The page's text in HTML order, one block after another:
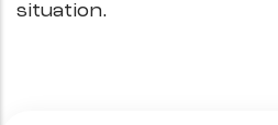
situation.